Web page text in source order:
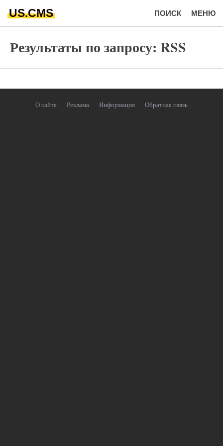
US.CMS МЕНЮ
ПОИСК
Результаты по запросу: RSS
О сайте Реклама Информация Обратная связь